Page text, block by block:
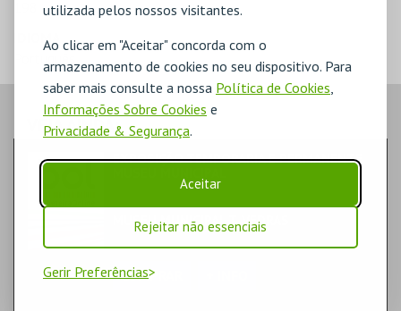
utilizada pelos nossos visitantes.
Ao clicar em "Aceitar" concorda com o
armazenamento de cookies no seu dispositivo. Para
saber mais consulte a nossa Política de Cookies,
Informações Sobre Cookies e
Privacidade & Segurança.
Aceitar
Rejeitar não essenciais
Gerir Preferências
IDIOMA
VEJA AINDA:
EXPOSIÇÃO TEMPORARIA E PERMANENTE
FAMÍLIA | EXPOSIÇÃO
MUSEU MUNICIPAL T. VEDRAS
MUSEU
COMPRAR